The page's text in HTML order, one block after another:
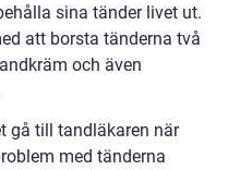
sina tänder livet ut.
att borsta tänderna två
och även
gå till tandläkaren när
med tänderna